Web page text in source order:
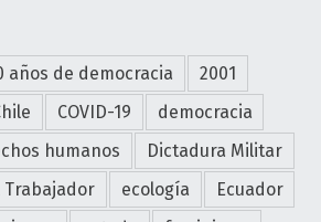
años de democracia
2001
COVID-19
democracia
humanos
Dictadura Militar
Trabajador ecología
Ecuador